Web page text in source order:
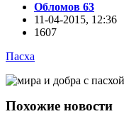
Обломов 63
11-04-2015, 12:36
1607
Пасха
Похожие новости